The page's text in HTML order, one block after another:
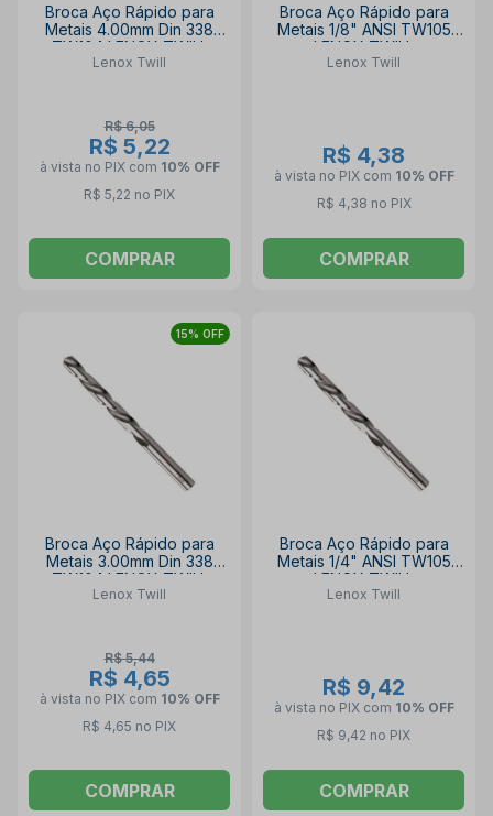
Broca Aço Rápido para
Metais 4.00mm Din 338
TW104 LENOX TWILL
Lenox Twill
R$ 6,05
R$ 5,22
à vista no PIX com 10% OFF
R$ 5,22 no PIX
COMPRAR
Broca Aço Rápido para
Metais 1/8" ANSI TW105
LENOX TWILL
Lenox Twill
R$ 4,38
à vista no PIX com 10% OFF
R$ 4,38 no PIX
COMPRAR
15% OFF
Broca Aço Rápido para
Metais 3.00mm Din 338
TW104 LENOX TWILL
Lenox Twill
R$ 5,44
R$ 4,65
à vista no PIX com 10% OFF
R$ 4,65 no PIX
COMPRAR
Broca Aço Rápido para
Metais 1/4" ANSI TW105
LENOX TWILL
Lenox Twill
R$ 9,42
à vista no PIX com 10% OFF
R$ 9,42 no PIX
COMPRAR